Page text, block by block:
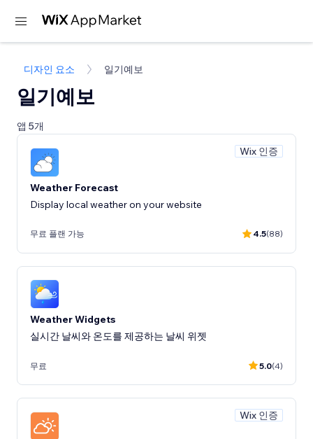
디자인 요소 일기예보
일기예보
앱 5개
Wix 인증
Weather Forecast
Display local weather on your website
무료 플랜 가능 4.5(88)
Weather Widgets
실시간 날씨와 온도를 제공하는 날씨 위젯
무료 5.0(4)
Wix 인증